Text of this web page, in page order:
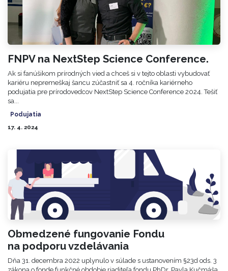
FNPV na NextStep Science Conference.
Ak si fanúšikom prírodných vied a chceš si v tejto oblasti vybudovať
kariéru nepremeškaj šancu zúčastniť sa 4. ročníka kariérneho
podujatia pre prírodovedcov NextStep Science Conference 2024. Tešiť
sa...
Podujatia
17. 4. 2024
Obmedzené fungovanie Fondu
na podporu vzdelávania
Dňa 31. decembra 2022 uplynulo v súlade s ustanovením §23d ods. 3